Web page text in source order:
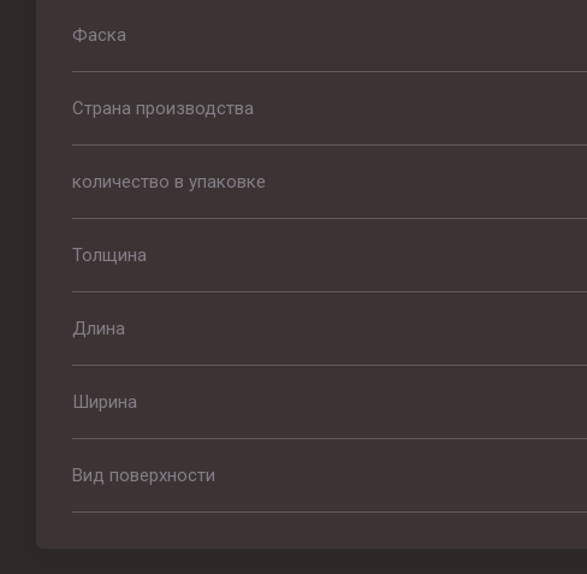
Фаска
Страна производства
количество в упаковке
Толщина
Длина
Ширина
Вид поверхности